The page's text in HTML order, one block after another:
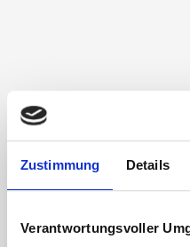
Zustimmung Details
Verantwortungsvoller